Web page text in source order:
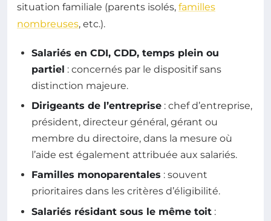
situation familiale (parents isolés, familles
nombreuses, etc.).
Salariés en CDI, CDD, temps plein ou
partiel : concernés par le dispositif sans
distinction majeure.
Dirigeants de l’entreprise : chef d’entreprise,
président, directeur général, gérant ou
membre du directoire, dans la mesure où
l’aide est également attribuée aux salariés.
Familles monoparentales : souvent
prioritaires dans les critères d’éligibilité.
Salariés résidant sous le même toit :